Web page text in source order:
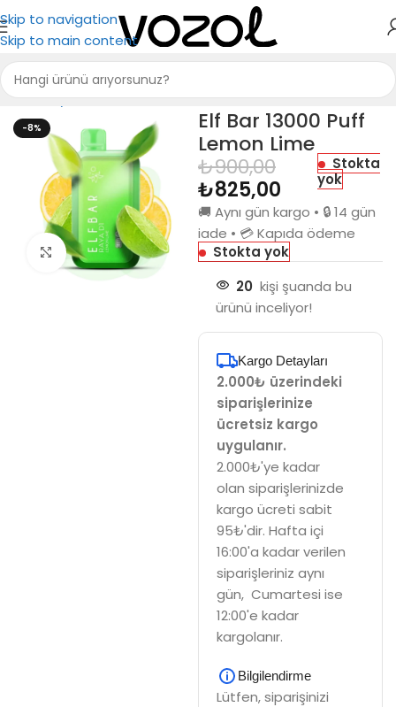
Skip to navigation
Skip to main content
Ana Sayfa Elf Bar Elf Bar 13000 Puff RAYA D1
-8%
Büyütmek için tıkla
Elf Bar 13000 Puff
Lemon Lime
₺900,00
₺825,00
Stokta
yok
🚚 Aynı gün kargo • 🔒 14 gün
iade • 💳 Kapıda ödeme
Stokta yok
20 kişi şuanda bu
ürünü inceliyor!
Kargo Detayları
2.000₺ üzerindeki
siparişlerinize
ücretsiz kargo
uygulanır.
2.000₺'ye kadar
olan siparişlerinizde
kargo ücreti sabit
95₺'dir. Hafta içi
16:00'a kadar verilen
siparişleriniz aynı
gün, Cumartesi ise
12:00'e kadar
kargolanır.
Bilgilendirme
Lütfen, siparişinizi